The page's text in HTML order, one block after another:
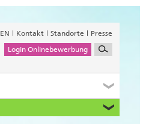
EN Kontakt Standorte
Presse
Login Onlinebewerbung